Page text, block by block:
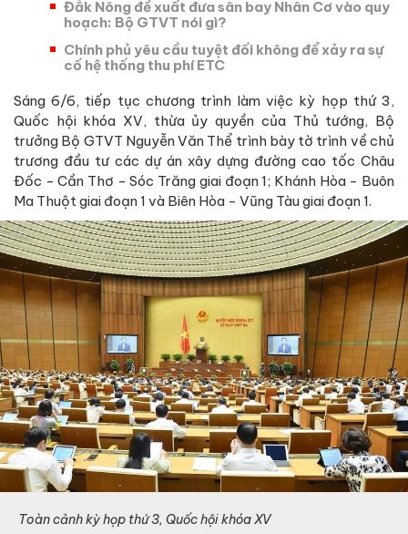
Đắk Nông đề xuất đưa sân bay Nhân Cơ vào quy
hoạch: Bộ GTVT nói gì?
Chính phủ yêu cầu tuyệt đối không để xảy ra sự
cố hệ thống thu phí ETC
Sáng 6/6, tiếp tục chương trình làm việc kỳ họp thứ 3,
Quốc hội khóa XV, thừa ủy quyền của Thủ tướng, Bộ
trưởng Bộ GTVT Nguyễn Văn Thể trình bày tờ trình về chủ
trương đầu tư các dự án xây dựng đường cao tốc Châu
Đốc - Cần Thơ - Sóc Trăng giai đoạn 1; Khánh Hòa - Buôn
Ma Thuột giai đoạn 1 và Biên Hòa - Vũng Tàu giai đoạn 1.
Toàn cảnh kỳ họp thứ 3, Quốc hội khóa XV